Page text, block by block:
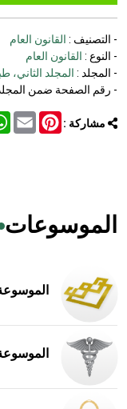
- التصنيف : القانون العام
- النوع : القانون العام
- المجلد : المجلد الثاني، طبعة
- رقم الصفحة ضمن
مشاركة : Email
Pinterest
الموسوعات